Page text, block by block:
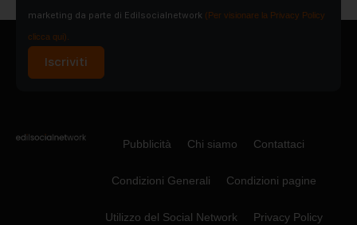
marketing da parte di Edilsocialnetwork (Per visionare la Privacy Policy
clicca qui).
Iscriviti
Pubblicità Chi siamo Contattaci
Condizioni Generali Condizioni pagine
Utilizzo del Social Network Privacy Policy